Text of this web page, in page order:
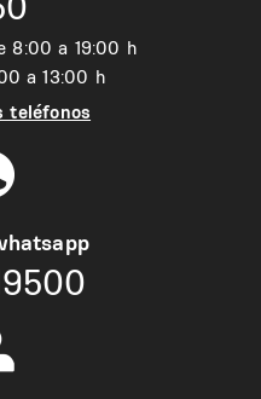
8:00 a 19:00 h
a 13:00 h
teléfonos